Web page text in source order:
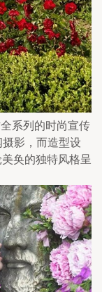
系列的时尚宣传
影，而造型设
奂的独特风格呈